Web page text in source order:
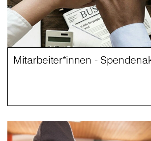
Mitarbeiter*innen -